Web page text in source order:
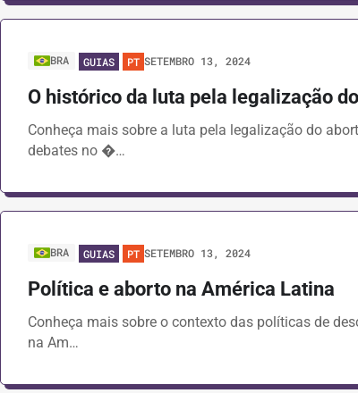
BRA GUIAS PT SETEMBRO 13, 2024
O histórico da luta pela legalização
Conheça mais sobre a luta pela legalização do
debates no �…
BRA GUIAS PT SETEMBRO 13, 2024
Política e aborto na América Latina
Conheça mais sobre o contexto das políticas de
na Am…